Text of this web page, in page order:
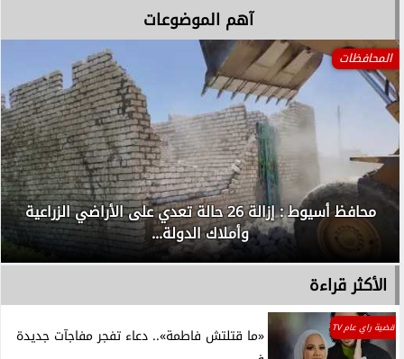
آهم الموضوعات
المحافظات
محافظ أسيوط : إزالة 26 حالة تعدي على الأراضي الزراعية
وأملاك الدولة...
الأكثر قراءة
قضية راي عام TV
«ما قتلتش فاطمة».. دعاء تفجر مفاجآت جديدة